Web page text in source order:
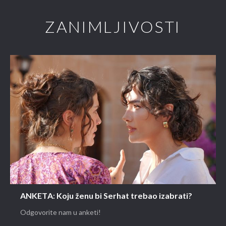
ZANIMLJIVOSTI
ANKETA: Koju ženu bi Serhat trebao izabrati?
Odgovorite nam u anketi!